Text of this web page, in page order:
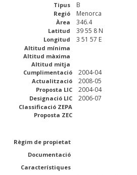
Tipus B
Regió Menorca
Àrea 346.4
Latitud 39 55 8 N
Longitud 3 51 57 E
Altitud mínima
Altitud màxima
Altitud mitja
Cumplimentació
2004-04
Actualització 2008-05
Proposta LIC 2004-04
Designació LIC 2006-07
Classificació ZEPA
Proposta ZEC
Règim de propietat
Documentació
Característiques